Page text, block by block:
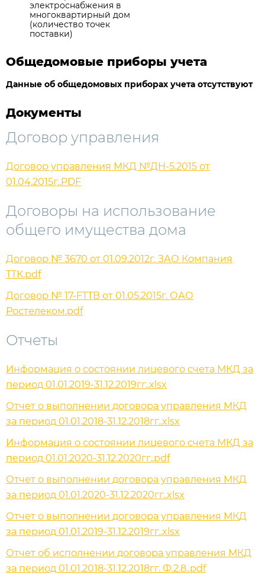
электроснабжения в
многоквартирный дом
(количество точек
поставки)
Общедомовые приборы учета
Данные об общедомовых приборах учета отсутствуют
Документы
Договор управления
Договор управления МКД №ДН-5.2015 от
01.04.2015г..PDF
Договоры на использование
общего имущества дома
Договор № 3670 от 01.09.2012г. ЗАО Компания
ТТК.pdf
Договор № 17-FTTB от 01.05.2015г. ОАО
Ростелеком.pdf
Отчеты
Информация о состоянии лицевого счета МКД за
период 01.01.2019-31.12.2019гг..xlsx
Отчет о выполнении договора управления МКД
за период 01.01.2018-31.12.2018гг..xlsx
Информация о состоянии лицевого счета МКД за
период 01.01.2020-31.12.2020гг..pdf
Отчет о выполнении договора управления МКД
за период 01.01.2020-31.12.2020гг..xlsx
Отчет о выполнении договора управления МКД
за период 01.01.2019-31.12.2019гг..xlsx
Отчет об исполнении договора управления МКД
за период 01.01.2018-31.12.2018гг. Ф.2.8..pdf